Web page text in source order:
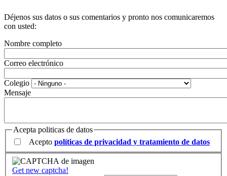
Déjenos sus datos o sus comentarios y pronto nos comunicaremos
con usted:
Nombre completo
Correo electrónico
Colegio
Mensaje
Acepta politicas de datos
Acepto políticas de privacidad y tratamiento de datos
Get new captcha!